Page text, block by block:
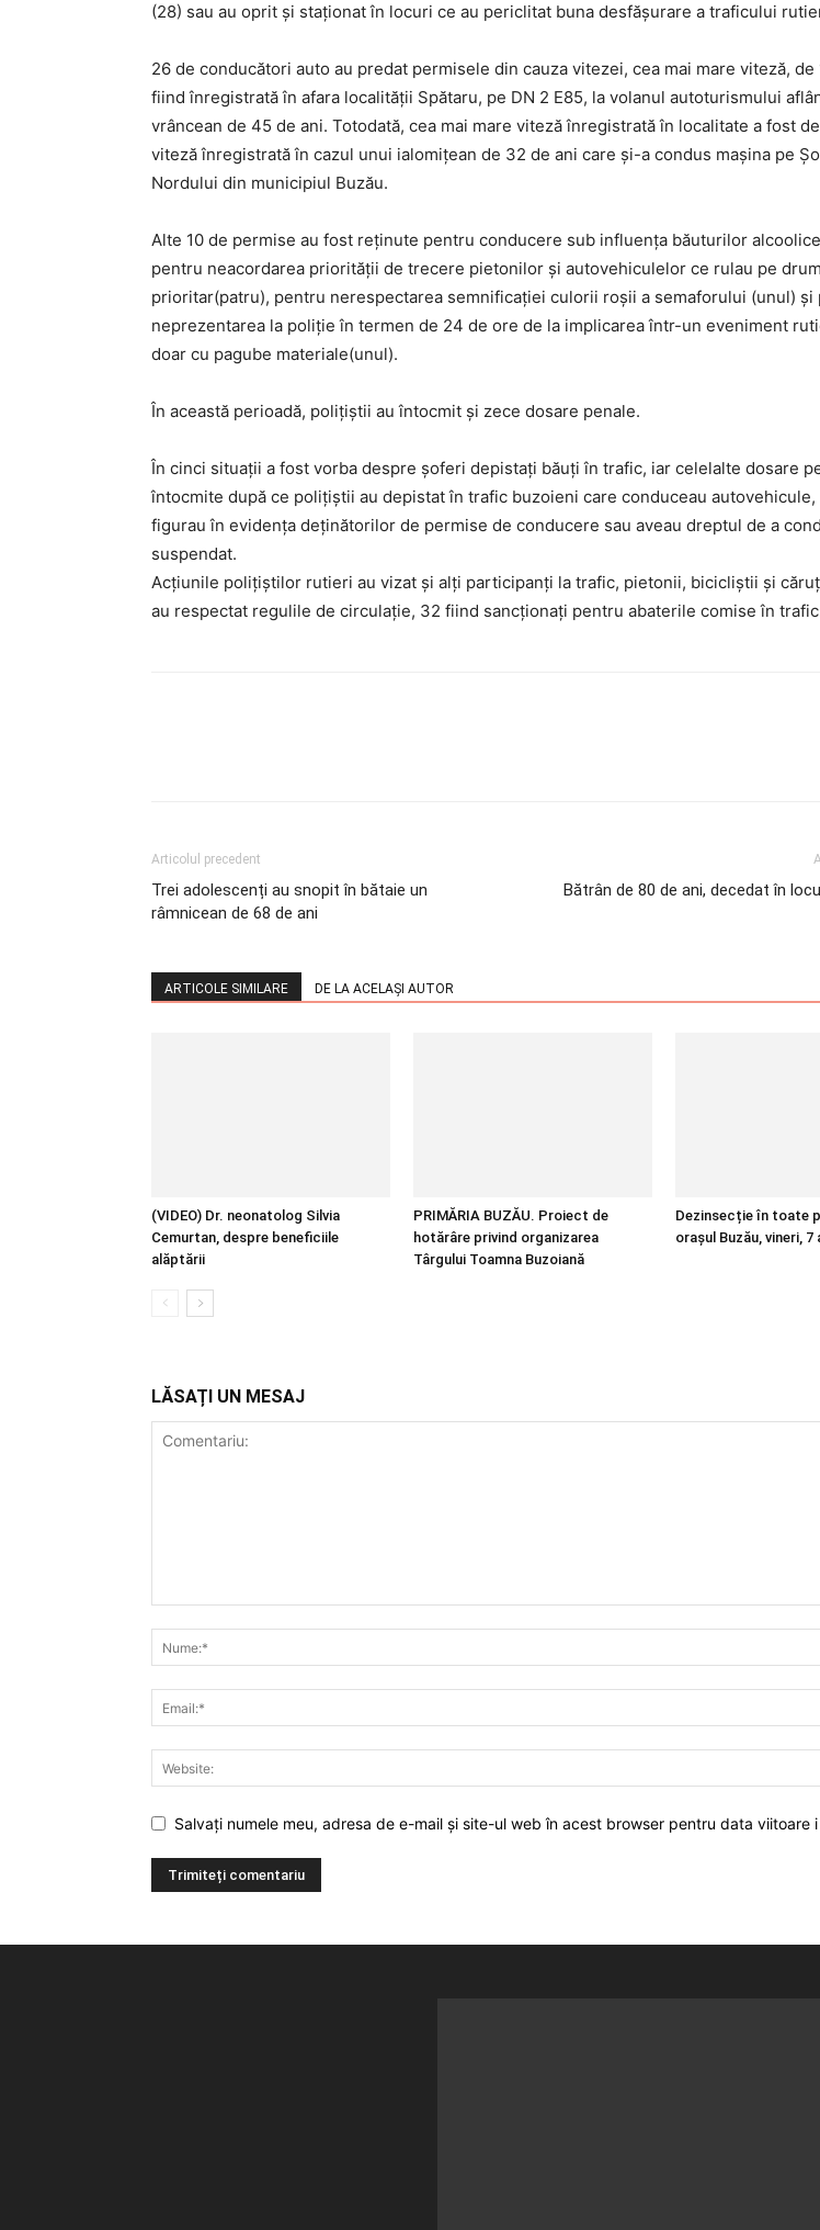
(28) sau au oprit şi staţionat în locuri ce au periclitat buna desfăşurare a traficului
26 de conducători auto au predat permisele din cauza vitezei, cea mai mare viteză, de
fiind înregistrată în afara localităţii Spătaru, pe DN 2 E85, la volanul autoturismului
vrâncean de 45 de ani. Totodată, cea mai mare viteză înregistrată în localitate a fost
viteză înregistrată în cazul unui ialomițean de 32 de ani care și-a condus mașina pe
Nordului din municipiul Buzău.
Alte 10 de permise au fost reținute pentru conducere sub influența băuturilor
pentru neacordarea priorității de trecere pietonilor și autovehiculelor ce rulau pe
prioritar(patru), pentru nerespectarea semnificației culorii roșii a semaforului (unul) și
neprezentarea la poliție în termen de 24 de ore de la implicarea într-un eveniment
doar cu pagube materiale(unul).
În această perioadă, poliţiştii au întocmit și zece dosare penale.
În cinci situații a fost vorba despre șoferi depistați băuți în trafic, iar celelalte dosare
întocmite după ce polițiștii au depistat în trafic buzoieni care conduceau autovehicule,
figurau în evidența deținătorilor de permise de conducere sau aveau dreptul de a
suspendat.
Acţiunile poliţiştilor rutieri au vizat şi alţi participanţi la trafic, pietonii, bicicliştii şi
au respectat regulile de circulaţie, 32 fiind sancţionaţi pentru abaterile comise în
Articolul precedent
Trei adolescenți au snopit în bătaie un
râmnicean de 68 de ani
Bătrân de 80 de ani, decedat în
ARTICOLE SIMILARE DE LA ACELAȘI AUTOR
(VIDEO) Dr. neonatolog Silvia
Cemurtan, despre beneficiile
alăptării
PRIMĂRIA BUZĂU. Proiect de
hotărâre privind organizarea
Târgului Toamna Buzoiană
Dezinsecție în toate
orașul Buzău, vineri, 7
LĂSAȚI UN MESAJ
Salvați numele meu, adresa de e-mail și site-ul web în acest browser pentru data viitoare